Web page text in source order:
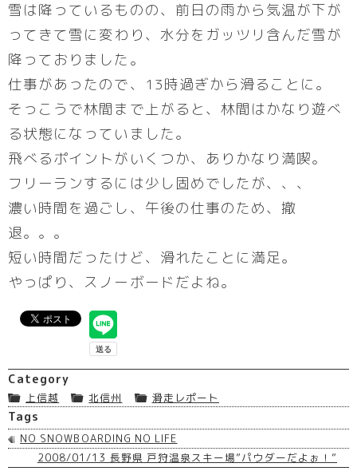
雪は降っているものの、前日の雨から気温が下が
ってきて雪に変わり、水分をガッツリ含んだ雪が
降っておりました。
仕事があったので、13時過ぎから滑ることに。
そっこうで林間まで上がると、林間はかなり遊べ
る状態になっていました。
飛べるポイントがいくつか、ありかなり満喫。
フリーランするには少し固めでしたが、、、
濃い時間を過ごし、午後の仕事のため、撤
退。。。
短い時間だったけど、滑れたことに満足。
やっぱり、スノーボードだよね。
Category
上信越 北信州 滑走レポート
Tags
NO SNOWBOARDING NO LIFE
2008/01/13 長野県 戸狩温泉スキー場”パウダーだよぉ！”